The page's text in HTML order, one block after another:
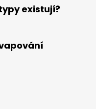
existují?